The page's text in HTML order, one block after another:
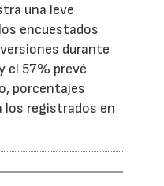
una leve
encuestados
durante
el 57% prevé
porcentajes
los registrados en